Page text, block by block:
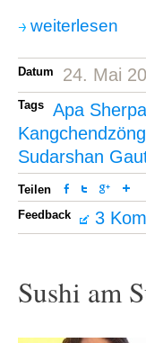
weiterlesen
Datum 24. Mai
Tags Apa Sherpa
Sudarshan
Teilen
Feedback
3
Sushi am